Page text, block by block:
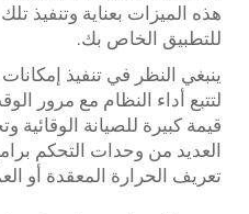
هذه الميزات بعناية وتنفيذ
للتطبيق الخاص بك.
ينبغي النظر في تنفيذ
لتتبع أداء النظام مع مرور
قيمة كبيرة للصيانة
العديد من وحدات التحكم
تعريف الحرارة المعقدة أو